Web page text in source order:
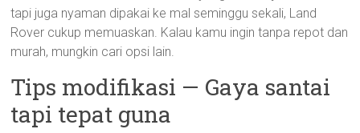
tapi juga nyaman dipakai ke mal seminggu sekali, Land
Rover cukup memuaskan. Kalau kamu ingin tanpa repot dan
murah, mungkin cari opsi lain.
Tips modifikasi — Gaya santai
tapi tepat guna